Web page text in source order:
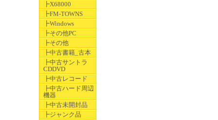
┣X68000
┣FM-TOWNS
┣Windows
┣その他PC
┣その他
┣中古書籍_古本
┣中古サントラ
CDDVD
┣中古レコード
┣中古ハード周辺
機器
┣中古未開封品
┣ジャンク品